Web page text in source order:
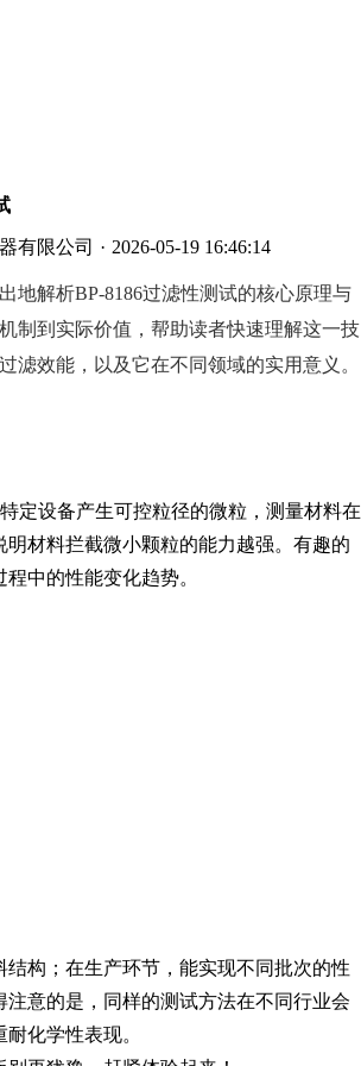
有限公司 · 2026-05-19 16:46:14
地解析BP-8186过滤性测试的核心原理与
制到实际价值，帮助读者快速理解这一技
滤效能，以及它在不同领域的实用意义。
定设备产生可控粒径的微粒，测量材料在
材料拦截微小颗粒的能力越强。有趣的
中的性能变化趋势。
构；在生产环节，能实现不同批次的性
意的是，同样的测试方法在不同行业会
化学性表现。